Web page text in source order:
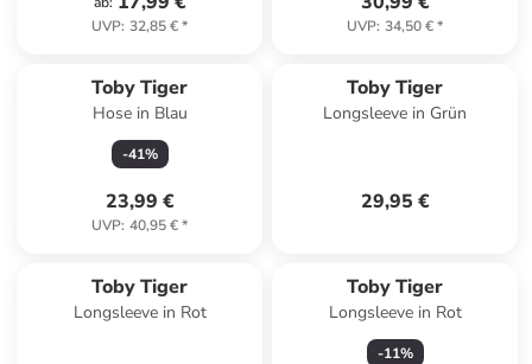
UVP: 32,85 €* UVP: 34,50 €*
Toby Tiger
Hose in Blau
-41%
23,99 €
UVP: 40,95 €*
Toby Tiger
Longsleeve in Grün
29,95 €
Toby Tiger
Longsleeve in Rot
Toby Tiger
Longsleeve in Rot
-11%